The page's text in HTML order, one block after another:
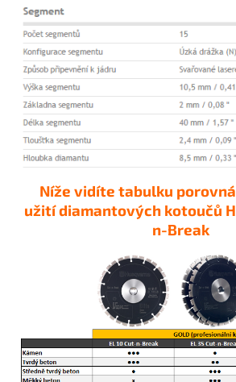
Níže vidíte tabulku
užití diamantových kotoučů
n-Break